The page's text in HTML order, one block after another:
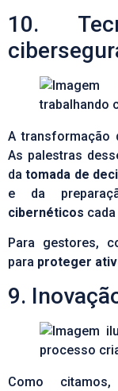
10.
A transformação
As palestras
datomada de
e da
cibernéticos
Para gestores,
para proteger
9.
Como